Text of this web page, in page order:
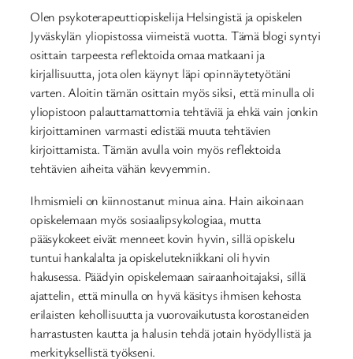
Olen psykoterapeuttiopiskelija Helsingistä ja opiskelen
Jyväskylän yliopistossa viimeistä vuotta. Tämä blogi syntyi
osittain tarpeesta reflektoida omaa matkaani ja
kirjallisuutta, jota olen käynyt läpi opinnäytetyötäni
varten. Aloitin tämän osittain myös siksi, että minulla oli
yliopistoon palauttamattomia tehtäviä ja ehkä vain jonkin
kirjoittaminen varmasti edistää muuta tehtävien
kirjoittamista. Tämän avulla voin myös reflektoida
tehtävien aiheita vähän kevyemmin.
Ihmismieli on kiinnostanut minua aina. Hain aikoinaan
opiskelemaan myös sosiaalipsykologiaa, mutta
pääsykokeet eivät menneet kovin hyvin, sillä opiskelu
tuntui hankalalta ja opiskelutekniikkani oli hyvin
hakusessa. Päädyin opiskelemaan sairaanhoitajaksi, sillä
ajattelin, että minulla on hyvä käsitys ihmisen kehosta
erilaisten kehollisuutta ja vuorovaikutusta korostaneiden
harrastusten kautta ja halusin tehdä jotain hyödyllistä ja
merkityksellistä työkseni.